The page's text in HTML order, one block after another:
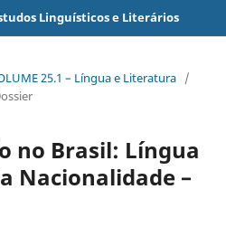
Linguísticos e Literários
25.1 – Língua e Literatura /
no Brasil: Língua
Nacionalidade –